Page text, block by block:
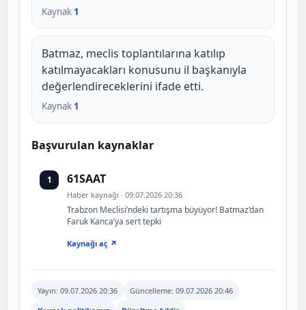
Kaynak 1
Batmaz, meclis toplantılarına katılıp
katılmayacakları konusunu il başkanıyla
değerlendireceklerini ifade etti.
Kaynak 1
Başvurulan kaynaklar
1 61SAAT
Haber kaynağı · 09.07.2026 20:36
Trabzon Meclisi’ndeki tartışma büyüyor! Batmaz’dan
Faruk Kanca’ya sert tepki
Kaynağı aç ↗
Yayın: 09.07.2026 20:36 Güncelleme: 09.07.2026 20:46